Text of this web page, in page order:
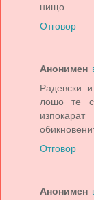
нищо.
Отговор
Анонимен
Радевски
лошо те
Отговор
Анонимен